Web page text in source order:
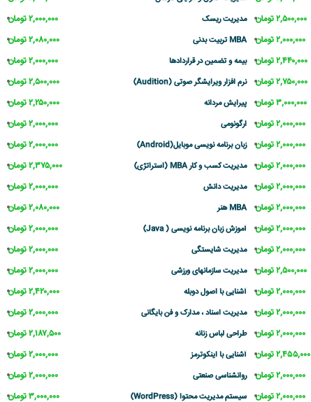
۲,۵۰۰,۰۰۰ تومان
۲,۰۰۰,۰۰۰ تومان
۲,۴۴۰,۰۰۰ تومان
۲,۷۵۰,۰۰۰ تومان
۳,۰۰۰,۰۰۰ تومان
۲,۰۰۰,۰۰۰ تومان
۲,۰۰۰,۰۰۰ تومان
۲,۰۰۰,۰۰۰ تومان
۲,۰۰۰,۰۰۰ تومان
۲,۰۰۰,۰۰۰ تومان
۲,۰۰۰,۰۰۰ تومان
۲,۰۰۰,۰۰۰ تومان
۲,۵۰۰,۰۰۰ تومان
۲,۰۰۰,۰۰۰ تومان
۲,۰۰۰,۰۰۰ تومان
۲,۰۰۰,۰۰۰ تومان
۲,۴۵۵,۰۰۰ تومان
۲,۰۰۰,۰۰۰ تومان
۲,۰۰۰,۰۰۰ تومان
مدیریت ریسک ۲,۰۰۰,۰۰۰ تومان
MBA تربیت بدنی ۲,۰۸۰,۰۰۰ تومان
بیمه و تضمین در قراردادها ۲,۰۰۰,۰۰۰ تومان
نرم افزار ویرایشگر صوتی (Audition) ۲,۵۰۰,۰۰۰ تومان
پیرایش مردانه ۲,۲۵۰,۰۰۰ تومان
ارگونومی ۲,۰۰۰,۰۰۰ تومان
زبان برنامه نویسی موبایل(Android) ۲,۰۰۰,۰۰۰ تومان
مدیریت کسب و کار MBA (استراتژی) ۲,۳۷۵,۰۰۰ تومان
مدیریت دانش ۲,۰۰۰,۰۰۰ تومان
MBA هنر ۲,۰۸۰,۰۰۰ تومان
آموزش زبان برنامه نویسی ( Java) ۲,۰۰۰,۰۰۰ تومان
مدیریت شایستگی ۲,۰۰۰,۰۰۰ تومان
مدیریت سازمانهای ورزشی ۲,۰۰۰,۰۰۰ تومان
آشنایی با اصول دوبله ۲,۴۲۰,۰۰۰ تومان
مدیریت اسناد ، مدارک و فن بایگانی ۲,۰۰۰,۰۰۰ تومان
طراحی لباس زنانه ۲,۱۸۷,۵۰۰ تومان
آشنایی با اینکوترمز ۲,۰۰۰,۰۰۰ تومان
روانشناسی صنعتی ۲,۰۰۰,۰۰۰ تومان
سیستم مدیریت محتوا (WordPress) ۳,۰۰۰,۰۰۰ تومان